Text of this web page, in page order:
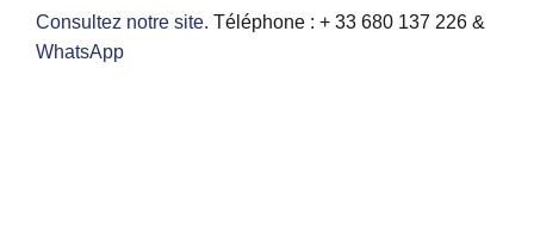
Consultez notre site. Téléphone : + 33 680 137 226 &
WhatsApp